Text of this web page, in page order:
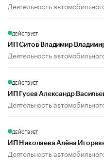
Деятельность
ДЕЙСТВУЕТ
ИП Ситов Владимир
Деятельность
ДЕЙСТВУЕТ
ИП Гусев Александр
Деятельность
ДЕЙСТВУЕТ
ИП Николаева Алёна
Деятельность